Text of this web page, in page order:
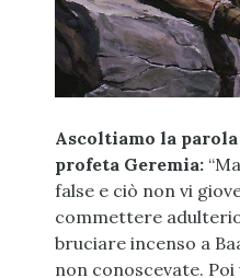
Ascoltiamo la
profeta Geremia:
false e ciò non vi
commettere
bruciare incenso a
non conoscevate.